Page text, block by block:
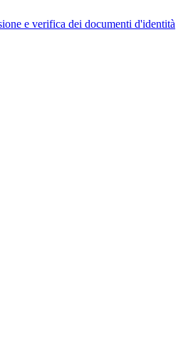
e verifica dei documenti d'identità